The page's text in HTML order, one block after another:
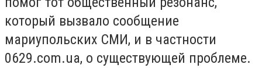
который вызвало сообщение
мариупольских СМИ, и в частности
0629.com.ua, о существующей проблеме.